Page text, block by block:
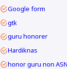
Google form
gtk
guru honorer
Hardiknas
honor guru non ASN